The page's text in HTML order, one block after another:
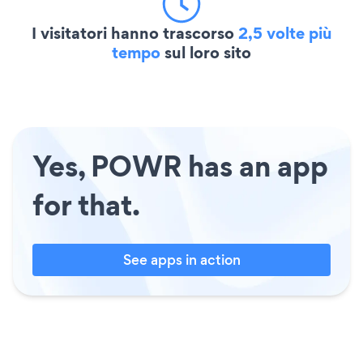
I visitatori hanno trascorso2,5 volte più
temposul loro sito
Yes, POWR has an app
for that.
See apps in action